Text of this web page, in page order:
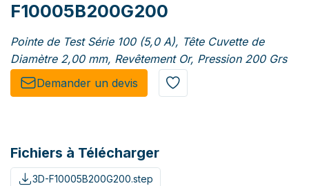
F10005B200G200
Pointe de Test Série 100 (5,0 A), Tête Cuvette de
Diamètre 2,00 mm, Revêtement Or, Pression 200 Grs
Demander un de​​vis​​
Fichiers à Télécharger
3D-F10005B200G200.step